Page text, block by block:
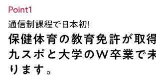
Point１
通信制課程で日本初！
保健体育の教育免許が取
九スポと大学のW卒業で
ります。